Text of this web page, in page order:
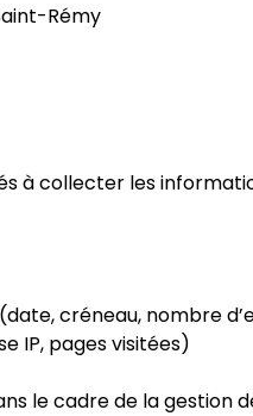
Rémy
à collecter les
créneau, nombre
IP, pages visitées)
le cadre de la gestion